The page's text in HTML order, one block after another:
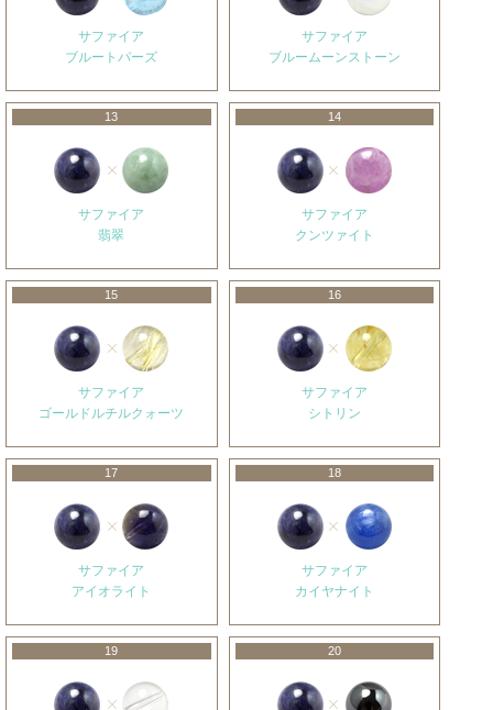
サファイア
ブルートパーズ
サファイア
ブルームーンストーン
13
サファイア
翡翠
14
サファイア
クンツァイト
15
サファイア
ゴールドルチルクォーツ
16
サファイア
シトリン
17
サファイア
アイオライト
18
サファイア
カイヤナイト
19 20